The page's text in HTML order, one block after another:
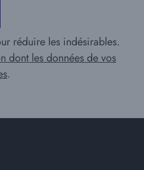
réduire les indésirables.
dont les données de vos
.